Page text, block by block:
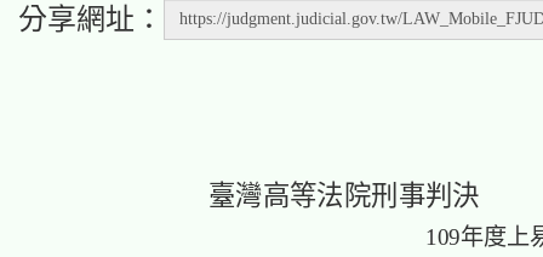
分享網址：
臺灣高等法院刑事判決
109年度上